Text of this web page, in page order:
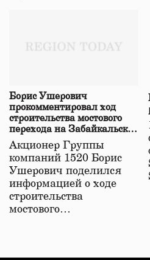
Борис Ушерович
прокомментировал ход
строительства мостового
перехода на Забайкальской
железной дороге
Акционер Группы
компаний 1520 Борис
Ушерович поделился
информацией о ходе
строительства
мостового…